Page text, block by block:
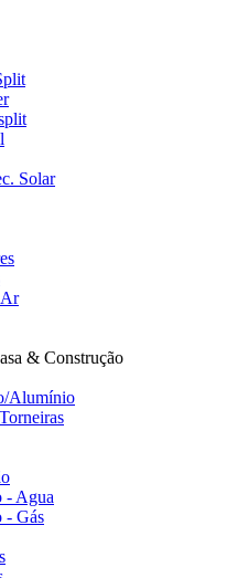
Solar
& Construção
Alumínio
- Agua
- Gás